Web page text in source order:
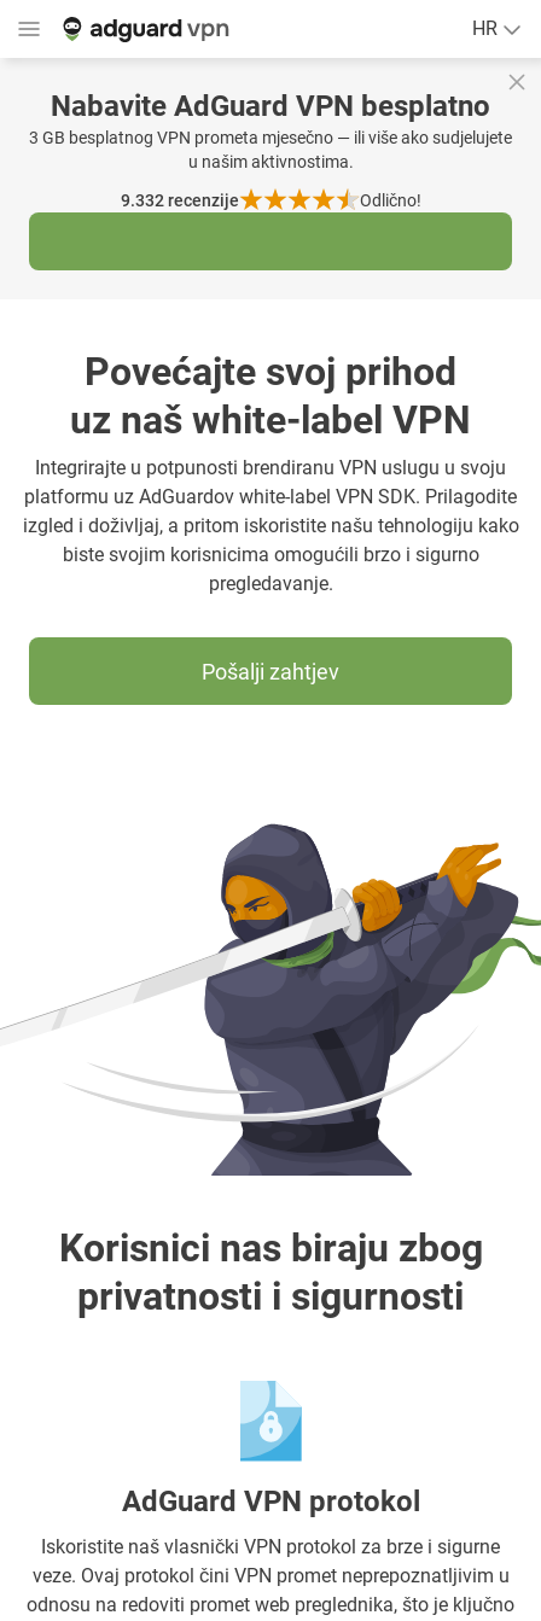
HR
Nabavite AdGuard VPN besplatno
3 GB besplatnog VPN prometa mjesečno — ili više ako sudjelujete
u našim aktivnostima.
9.332recenzije Odlično!
Povećajte svoj prihod
uz naš white-label VPN
Integrirajte u potpunosti brendiranu VPN uslugu u svoju
platformu uz AdGuardov white-label VPN SDK. Prilagodite
izgled i doživljaj, a pritom iskoristite našu tehnologiju kako
biste svojim korisnicima omogućili brzo i sigurno
pregledavanje.
Pošalji zahtjev
Korisnici nas biraju zbog
privatnosti i sigurnosti
AdGuard VPN protokol
Iskoristite naš vlasnički VPN protokol za brze i sigurne
veze. Ovaj protokol čini VPN promet neprepoznatljivim u
odnosu na redoviti promet web preglednika, što je ključno